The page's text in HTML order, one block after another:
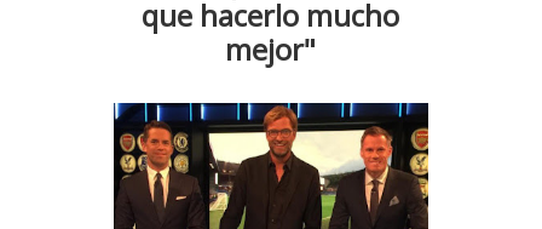
que hacerlo mucho
mejor"